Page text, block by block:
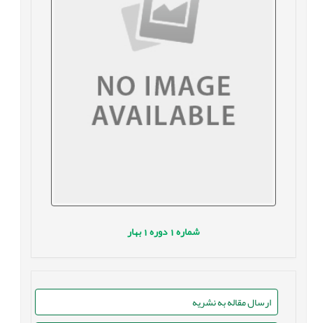
شماره1 دوره1 بهار
ارسال مقاله به نشریه